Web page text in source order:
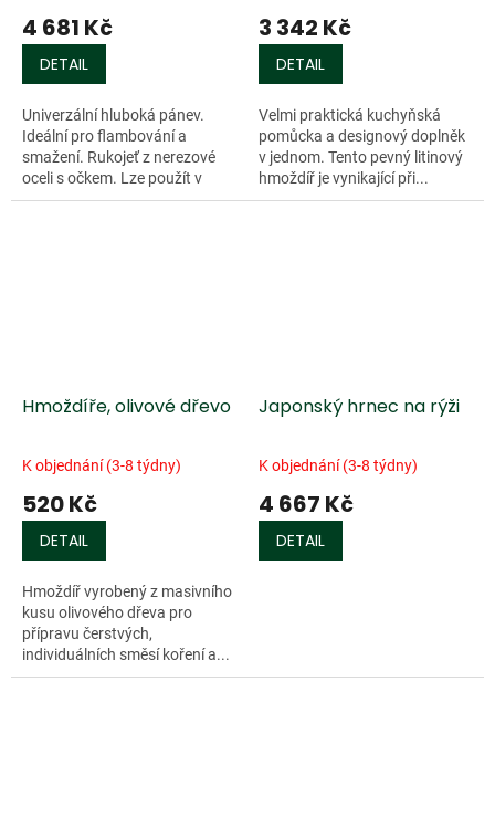
4 681 Kč
DETAIL
Univerzální hluboká pánev.
Ideální pro flambování a
smažení. Rukojeť z nerezové
oceli s očkem. Lze použít v
troubě nebo na otevřeném
3 342 Kč
DETAIL
Velmi praktická kuchyňská
pomůcka a designový doplněk
v jednom. Tento pevný litinový
hmoždíř je vynikající při...
Hmoždíře, olivové dřevo
K objednání (3-8 týdny)
520 Kč
DETAIL
Hmoždíř vyrobený z masivního
kusu olivového dřeva pro
přípravu čerstvých,
individuálních směsí koření a...
Japonský hrnec na rýži
K objednání (3-8 týdny)
4 667 Kč
DETAIL